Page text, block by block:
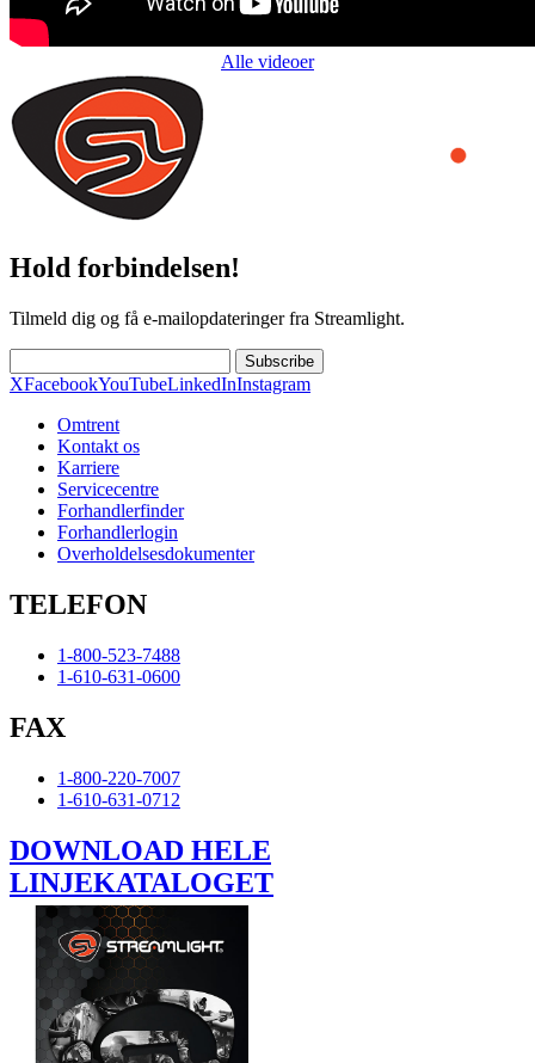
Alle videoer
Hold forbindelsen!
Tilmeld dig og få e-mailopdateringer fra Streamlight.
Subscribe
XFacebookYouTubeLinkedInInstagram
Omtrent
Kontakt os
Karriere
Servicecentre
Forhandlerfinder
Forhandlerlogin
Overholdelsesdokumenter
TELEFON
1-800-523-7488
1-610-631-0600
FAX
1-800-220-7007
1-610-631-0712
DOWNLOAD HELE
LINJEKATALOGET